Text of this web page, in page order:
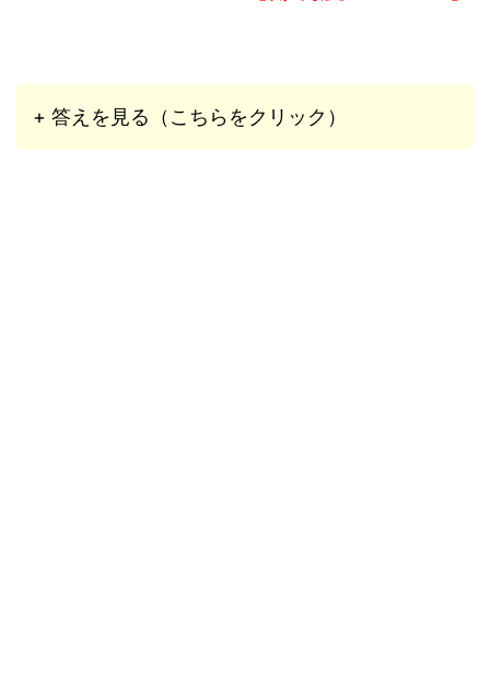
+ 答えを見る（こちらをクリック）